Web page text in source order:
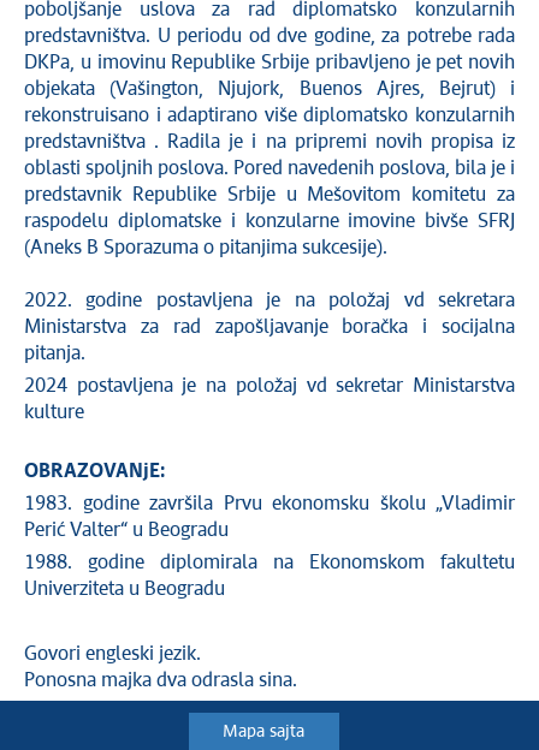
poboljšanje uslova za rad diplomatsko konzularnih
predstavništva. U periodu od dve godine, za potrebe rada
DKPa, u imovinu Republike Srbije pribavljeno je pet novih
objekata (Vašington, Njujork, Buenos Ajres, Bejrut) i
rekonstruisano i adaptirano više diplomatsko konzularnih
predstavništva . Radila je i na pripremi novih propisa iz
oblasti spoljnih poslova. Pored navedenih poslova, bila je i
predstavnik Republike Srbije u Mešovitom komitetu za
raspodelu diplomatske i konzularne imovine bivše SFRJ
(Aneks B Sporazuma o pitanjima sukcesije).
2022. godine postavljena je na položaj vd sekretara
Ministarstva za rad zapošljavanje boračka i socijalna
pitanja.
2024 postavljena je na položaj vd sekretar Ministarstva
kulture
OBRAZOVANjE:
1983. godine završila Prvu ekonomsku školu „Vladimir
Perić Valter“ u Beogradu
1988. godine diplomirala na Ekonomskom fakultetu
Univerziteta u Beogradu
Govori engleski jezik.
Ponosna majka dva odrasla sina.
Mapa sajta